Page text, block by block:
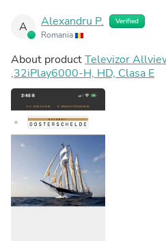
A Alexandru P. Verified
Romania
About productTelevizor
,32iPlay6000-H, HD, Clasa E